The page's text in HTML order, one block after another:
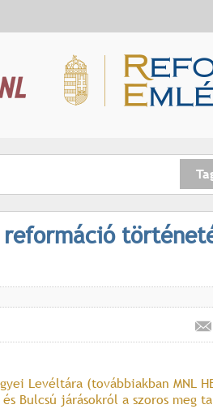
Levéltára (továbbiakban MNL
Bulcsú járásokról a szoros meg